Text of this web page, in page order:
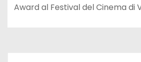
Award al Festival del Cinema di